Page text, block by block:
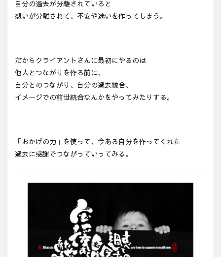
自分の過去が分離されていると
想いが分離されて、不安や迷いを作ってしまう。
だからクライアントさんに最初にやるのは
他人とつながりを作る前に、
自分とのつながり、自分の過去統合、
イメージでの前世統合なんかをやってみたりする。
「おかげの力」を使って、今ある自分を作ってくれた
過去に感謝でつながっていってみる。